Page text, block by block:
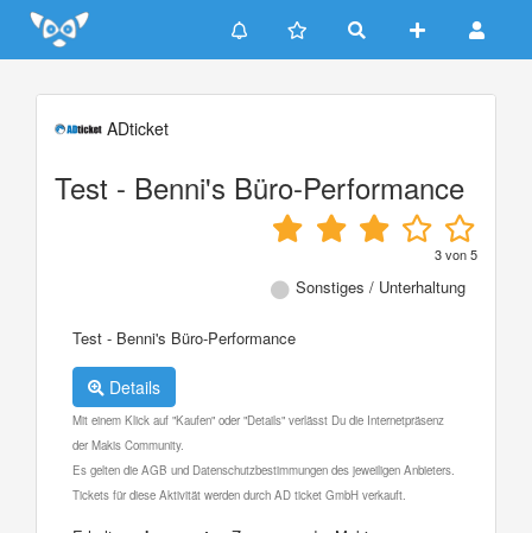
Update cookies preferences
ADticket
Test - Benni's Büro-Performance
3von5
Sonstiges / Unterhaltung
Test - Benni's Büro-Performance
Details
Mit einem Klick auf "Kaufen" oder "Details" verlässt Du die Internetpräsenz
der Makis Community.
Es gelten die AGB und Datenschutzbestimmungen des jeweiligen Anbieters.
Tickets für diese Aktivität werden durch AD ticket GmbH verkauft.